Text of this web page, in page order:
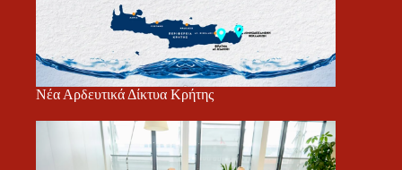
Νέα Αρδευτικά Δίκτυα Κρήτης